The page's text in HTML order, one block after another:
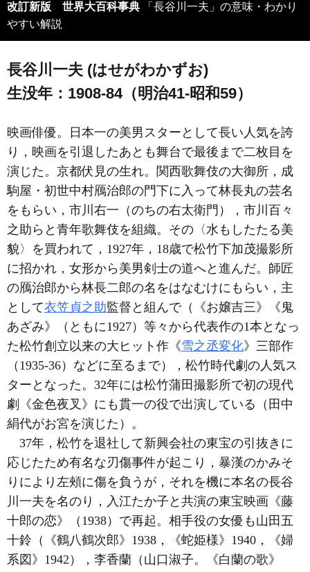
改訂新版 世界大百科事典 「長谷川一夫」の意味・わかり
やすい解説
長谷川一夫 (はせがわかずお)
生没年：1908-84（明治41-昭和59）
映画俳優。日本一の美男スターとして長い人気を誇
り，映画を引退したあとも舞台で最後まで二枚目を
演じた。京都伏見の生れ。関西歌舞伎の大御所，成
駒屋・初世中村鴈治郎の門下に入って林長丸の芸名
をもらい，市川右一（のちの右太衛門），市川百々
之助らと青年歌舞伎を組織。その〈水もしたたる美
貌〉を買われて，1927年，18歳で松竹下加茂撮影所
に招かれ，女形から美男剣士の道へと進んだ。師匠
の鴈治郎から林長二郎の名をはなむけにもらい，主
として衣笠貞之助監督と組んで（《お嬢吉三》《鬼
あざみ》（ともに1927）等々から代表作の1本となっ
た松竹創立以来の大ヒット作《雪之丞変化》三部作
（1935-36）などに至るまで），松竹時代劇の人気ス
ターとなった。32年には松竹蒲田撮影所で初の現代
劇《金色夜叉》にも貫一の役で出演している（田中
絹代がお宮を演じた）。
37年，松竹を退社して新興会社の東宝の引抜きに
応じたため有名な刃傷事件が起こり，暴漢のかみそ
りにより左頰に傷を負うが，それを機に本名の長谷
川一夫を名のり，入江たか子と共演の東宝映画《藤
十郎の恋》（1938）で再起。相手役の女優も山田五
十鈴（《鶴八鶴次郎》1938，《蛇姫様》1940，《婦
系図》1942），李香蘭（山口淑子。《白蘭の歌》